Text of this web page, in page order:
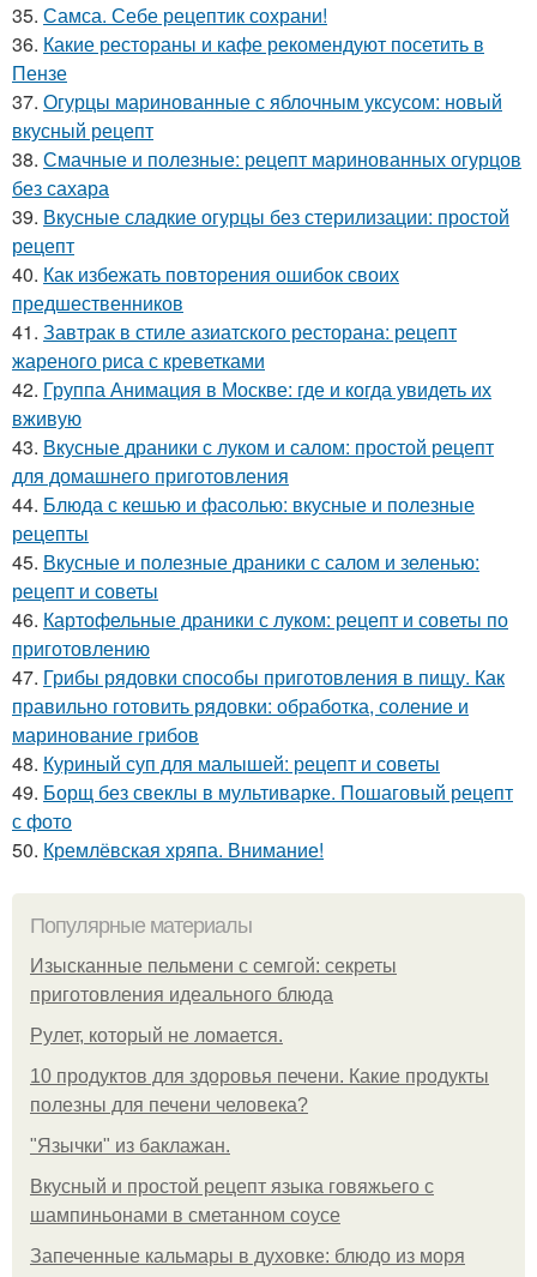
35. Самса. Себе рецептик сохрани!
36. Какие рестораны и кафе рекомендуют посетить в
Пензе
37. Огурцы маринованные с яблочным уксусом: новый
вкусный рецепт
38. Смачные и полезные: рецепт маринованных огурцов
без сахара
39. Вкусные сладкие огурцы без стерилизации: простой
рецепт
40. Как избежать повторения ошибок своих
предшественников
41. Завтрак в стиле азиатского ресторана: рецепт
жареного риса с креветками
42. Группа Анимация в Москве: где и когда увидеть их
вживую
43. Вкусные драники с луком и салом: простой рецепт
для домашнего приготовления
44. Блюда с кешью и фасолью: вкусные и полезные
рецепты
45. Вкусные и полезные драники с салом и зеленью:
рецепт и советы
46. Картофельные драники с луком: рецепт и советы по
приготовлению
47. Грибы рядовки способы приготовления в пищу. Как
правильно готовить рядовки: обработка, соление и
маринование грибов
48. Куриный суп для малышей: рецепт и советы
49. Борщ без свеклы в мультиварке. Пошаговый рецепт
с фото
50. Кремлёвская хряпа. Внимание!
Популярные материалы
Изысканные пельмени с семгой: секреты
приготовления идеального блюда
Рулет, который не ломается.
10 продуктов для здоровья печени. Какие продукты
полезны для печени человека?
"Язычки" из баклажан.
Вкусный и простой рецепт языка говяжьего с
шампиньонами в сметанном соусе
Запеченные кальмары в духовке: блюдо из моря